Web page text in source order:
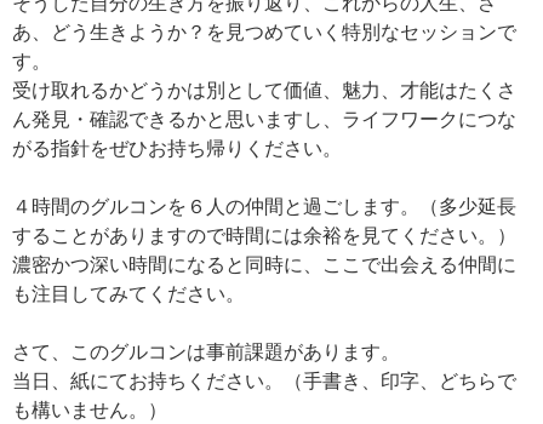
あ、どう生きようか？を見つめていく特別なセッションで
す。
受け取れるかどうかは別として価値、魅力、才能はたくさ
ん発見・確認できるかと思いますし、ライフワークにつな
がる指針をぜひお持ち帰りください。
４時間のグルコンを６人の仲間と過ごします。（多少延長
することがありますので時間には余裕を見てください。）
濃密かつ深い時間になると同時に、ここで出会える仲間に
も注目してみてください。
さて、このグルコンは事前課題があります。
当日、紙にてお持ちください。（手書き、印字、どちらで
も構いません。）